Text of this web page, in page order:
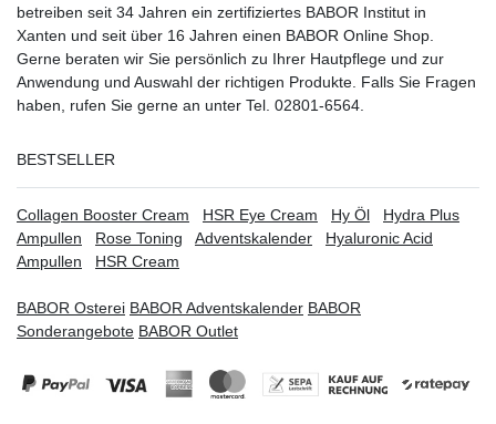
betreiben seit 34 Jahren ein zertifiziertes BABOR Institut in
Xanten und seit über 16 Jahren einen BABOR Online Shop.
Gerne beraten wir Sie persönlich zu Ihrer Hautpflege und zur
Anwendung und Auswahl der richtigen Produkte. Falls Sie Fragen
haben, rufen Sie gerne an unter Tel. 02801-6564.
BESTSELLER
Collagen Booster Cream HSR Eye Cream Hy Öl
Hydra Plus
Ampullen
Rose Toning Adventskalender
Hyaluronic Acid
Ampullen
HSR Cream
BABOR Osterei BABOR Adventskalender BABOR
Sonderangebote BABOR Outlet